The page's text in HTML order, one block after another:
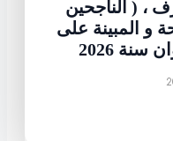
( الناجحين
و المبينة على
2026